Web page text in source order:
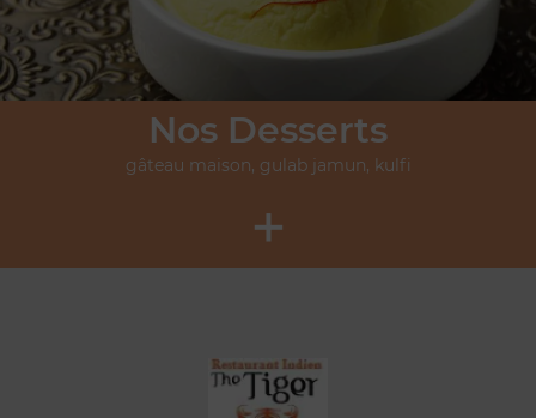
Nos Desserts
gâteau maison, gulab jamun, kulfi
+